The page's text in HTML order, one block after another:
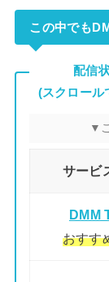
この中でも
配信
(スクロール
サービ
DMM
おすす